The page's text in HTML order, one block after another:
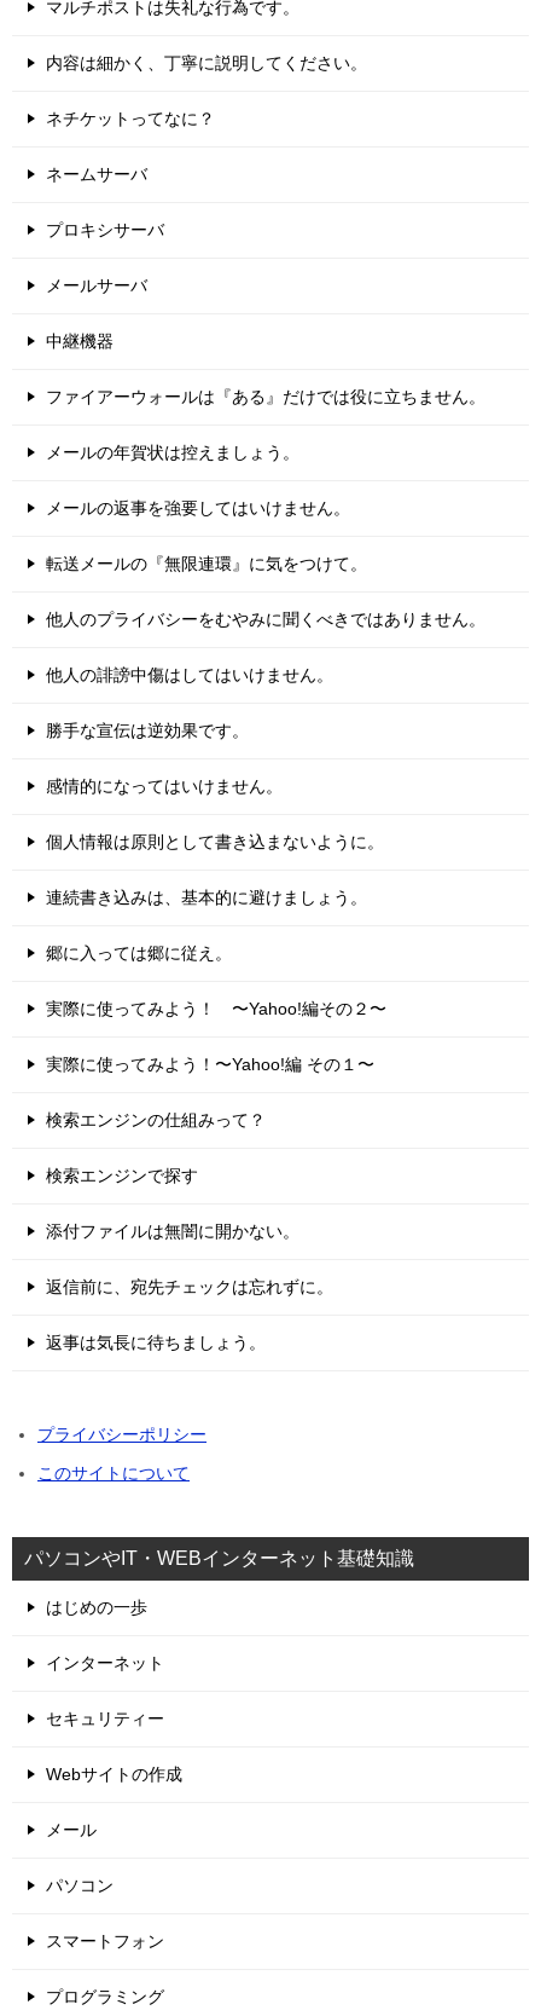
マルチポストは失礼な行為です。
内容は細かく、丁寧に説明してください。
ネチケットってなに？
ネームサーバ
プロキシサーバ
メールサーバ
中継機器
ファイアーウォールは『ある』だけでは役に立ちません。
メールの年賀状は控えましょう。
メールの返事を強要してはいけません。
転送メールの『無限連環』に気をつけて。
他人のプライバシーをむやみに聞くべきではありません。
他人の誹謗中傷はしてはいけません。
勝手な宣伝は逆効果です。
感情的になってはいけません。
個人情報は原則として書き込まないように。
連続書き込みは、基本的に避けましょう。
郷に入っては郷に従え。
実際に使ってみよう！ 〜Yahoo!編その２〜
実際に使ってみよう！〜Yahoo!編 その１〜
検索エンジンの仕組みって？
検索エンジンで探す
添付ファイルは無闇に開かない。
返信前に、宛先チェックは忘れずに。
返事は気長に待ちましょう。
プライバシーポリシー
このサイトについて
パソコンやIT・WEBインターネット基礎知識
はじめの一歩
インターネット
セキュリティー
Webサイトの作成
メール
パソコン
スマートフォン
プログラミング